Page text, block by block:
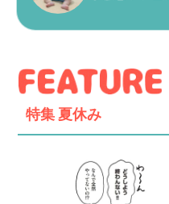
特集 夏休み